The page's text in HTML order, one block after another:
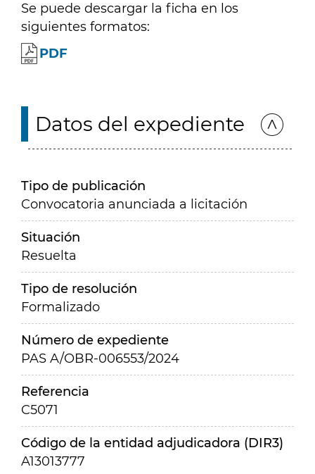
Se puede descargar la ficha en los
siguientes formatos:
PDF
Datos del expediente
Tipo de publicación
Convocatoria anunciada a licitación
Situación
Resuelta
Tipo de resolución
Formalizado
Número de expediente
PAS A/OBR-006553/2024
Referencia
C5071
Código de la entidad adjudicadora (DIR3)
A13013777